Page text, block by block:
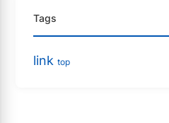
Tags
link top